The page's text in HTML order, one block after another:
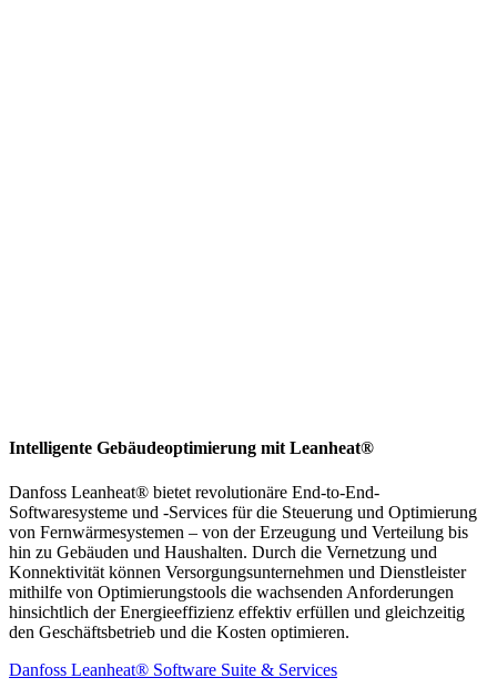
Intelligente Gebäudeoptimierung mit Leanheat®
Danfoss Leanheat® bietet revolutionäre End-to-End-
Softwaresysteme und -Services für die Steuerung und Optimierung
von Fernwärmesystemen – von der Erzeugung und Verteilung bis
hin zu Gebäuden und Haushalten. Durch die Vernetzung und
Konnektivität können Versorgungsunternehmen und Dienstleister
mithilfe von Optimierungstools die wachsenden Anforderungen
hinsichtlich der Energieeffizienz effektiv erfüllen und gleichzeitig
den Geschäftsbetrieb und die Kosten optimieren.
Danfoss Leanheat® Software Suite & Services